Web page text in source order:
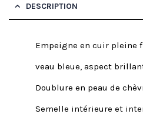
DESCRIPTION
Empeigne en cuir pleine
veau bleue, aspect
Doublure en peau de
Semelle intérieure et